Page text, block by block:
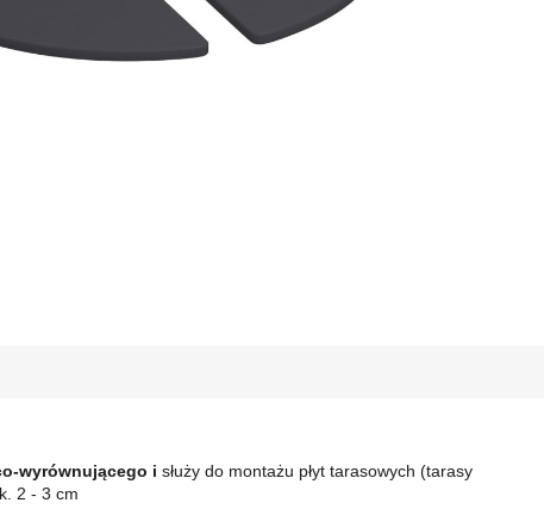
wyrównującego i służy do montażu płyt tarasowych (tarasy
2 - 3 cm